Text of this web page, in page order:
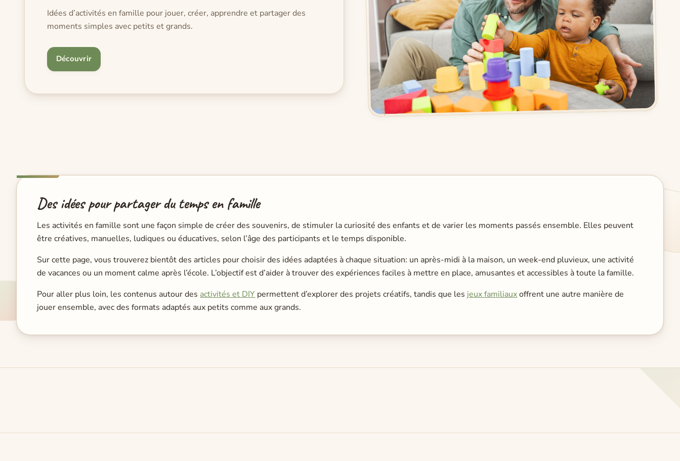
Idées d’activités en famille pour jouer, créer, apprendre et partager des
moments simples avec petits et grands.
Découvrir
Des idées pour partager du temps en famille
Les activités en famille sont une façon simple de créer des souvenirs, de stimuler la curiosité des enfants et de varier les moments passés ensemble. Elles peuvent
être créatives, manuelles, ludiques ou éducatives, selon l’âge des participants et le temps disponible.
Sur cette page, vous trouverez bientôt des articles pour choisir des idées adaptées à chaque situation: un après-midi à la maison, un week-end pluvieux, une activité
de vacances ou un moment calme après l’école. L’objectif est d’aider à trouver des expériences faciles à mettre en place, amusantes et accessibles à toute la famille.
Pour aller plus loin, les contenus autour des activités et DIY permettent d’explorer des projets créatifs, tandis que les jeux familiauxoffrent une autre manière de
jouer ensemble, avec des formats adaptés aux petits comme aux grands.